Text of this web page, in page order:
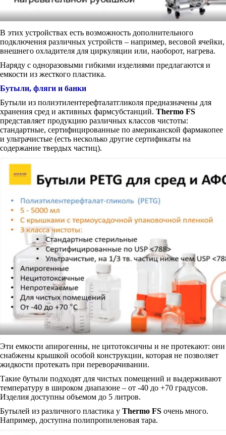
В этих устройствах есть возможность дополнительного
подключения различных устройств – например, весовой ячейки,
внешнего охладителя для циркуляции или, наоборот, нагрева.
Наряду с одноразовыми гибкими изделиями предлагаются и
емкости из жесткого пластика.
Бутыли, фляги и банки
Бутыли из полиэтилентерефталатгликоля предназначены для
хранения сред и активных фармсубстанций. Thermo FS
представляет продукцию различных классов чистоты:
стандартные, сертифицированные по американской фармакопее
и ультрачистые (есть несколько другие сертификаты на
содержание твердых частиц).
Эти емкости апирогенны, не цитотоксичны и не протекают: они
снабжены крышкой особой конструкции, которая не позволяет
жидкости протекать при переворачивании.
Такие бутыли подходят для чистых помещений и выдерживают
температуру в широком диапазоне – от -40 до +70 градусов.
Изделия доступны объемом до 5 литров.
Бутылей из различного пластика у Thermo FS очень много.
Например, доступна полипропиленовая тара.